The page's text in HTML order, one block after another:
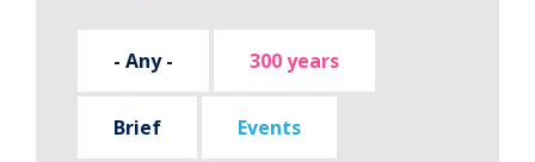
- Any - 300 years
Brief Events